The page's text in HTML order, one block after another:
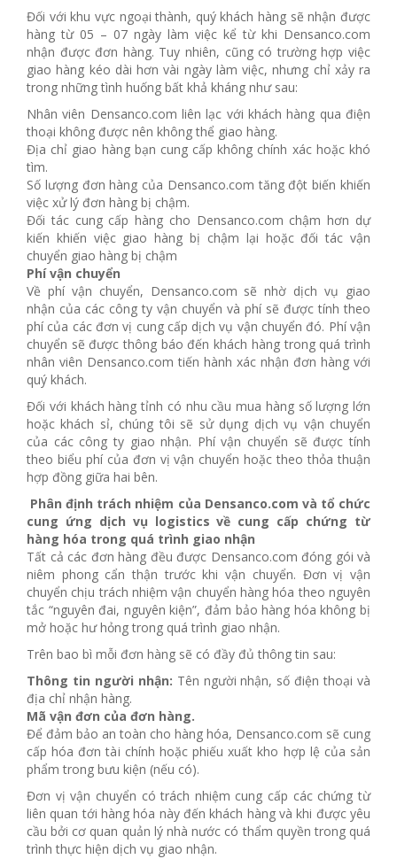
Đối với khu vực ngoại thành, quý khách hàng sẽ nhận được
hàng từ 05 – 07 ngày làm việc kể từ khi Densanco.com
nhận được đơn hàng. Tuy nhiên, cũng có trường hợp việc
giao hàng kéo dài hơn vài ngày làm việc, nhưng chỉ xảy ra
trong những tình huống bất khả kháng như sau:
Nhân viên Densanco.com liên lạc với khách hàng qua điện
thoại không được nên không thể giao hàng.
Địa chỉ giao hàng bạn cung cấp không chính xác hoặc khó
tìm.
Số lượng đơn hàng của Densanco.com tăng đột biến khiến
việc xử lý đơn hàng bị chậm.
Đối tác cung cấp hàng cho Densanco.com chậm hơn dự
kiến khiến việc giao hàng bị chậm lại hoặc đối tác vận
chuyển giao hàng bị chậm
Phí vận chuyển
Về phí vận chuyển, Densanco.com sẽ nhờ dịch vụ giao
nhận của các công ty vận chuyển và phí sẽ được tính theo
phí của các đơn vị cung cấp dịch vụ vận chuyển đó. Phí vận
chuyển sẽ được thông báo đến khách hàng trong quá trình
nhân viên Densanco.com tiến hành xác nhận đơn hàng với
quý khách.
Đối với khách hàng tỉnh có nhu cầu mua hàng số lượng lớn
hoặc khách sỉ, chúng tôi sẽ sử dụng dịch vụ vận chuyển
của các công ty giao nhận. Phí vận chuyển sẽ được tính
theo biểu phí của đơn vị vận chuyển hoặc theo thỏa thuận
hợp đồng giữa hai bên.
Phân định trách nhiệm của Densanco.com và tổ chức
cung ứng dịch vụ logistics về cung cấp chứng từ
hàng hóa trong quá trình giao nhận
Tất cả các đơn hàng đều được Densanco.com đóng gói và
niêm phong cẩn thận trước khi vận chuyển. Đơn vị vận
chuyển chịu trách nhiệm vận chuyển hàng hóa theo nguyên
tắc “nguyên đai, nguyên kiện”, đảm bảo hàng hóa không bị
mở hoặc hư hỏng trong quá trình giao nhận.
Trên bao bì mỗi đơn hàng sẽ có đầy đủ thông tin sau:
Thông tin người nhận: Tên người nhận, số điện thoại và
địa chỉ nhận hàng.
Mã vận đơn của đơn hàng.
Để đảm bảo an toàn cho hàng hóa, Densanco.com sẽ cung
cấp hóa đơn tài chính hoặc phiếu xuất kho hợp lệ của sản
phẩm trong bưu kiện (nếu có).
Đơn vị vận chuyển có trách nhiệm cung cấp các chứng từ
liên quan tới hàng hóa này đến khách hàng và khi được yêu
cầu bởi cơ quan quản lý nhà nước có thẩm quyền trong quá
trình thực hiện dịch vụ giao nhận.